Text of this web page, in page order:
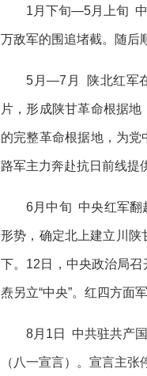
1月下旬—5月上旬 中
万敌军的围追堵截。随后
5月—7月 陕北红军
片，形成陕甘革命根据
的完整革命根据地，为
路军主力奔赴抗日前线提
6月中旬 中央红军翻
形势，确定北上建立川陕
下。12日，中央政治局
焘另立“中央”。红四方面
8月1日 中共驻共产
（八一宣言）。宣言主